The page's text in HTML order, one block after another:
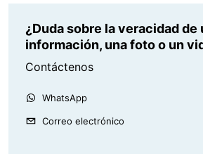
¿Duda sobre la veracidad de
información, una foto o un
Contáctenos
WhatsApp
Correo electrónico